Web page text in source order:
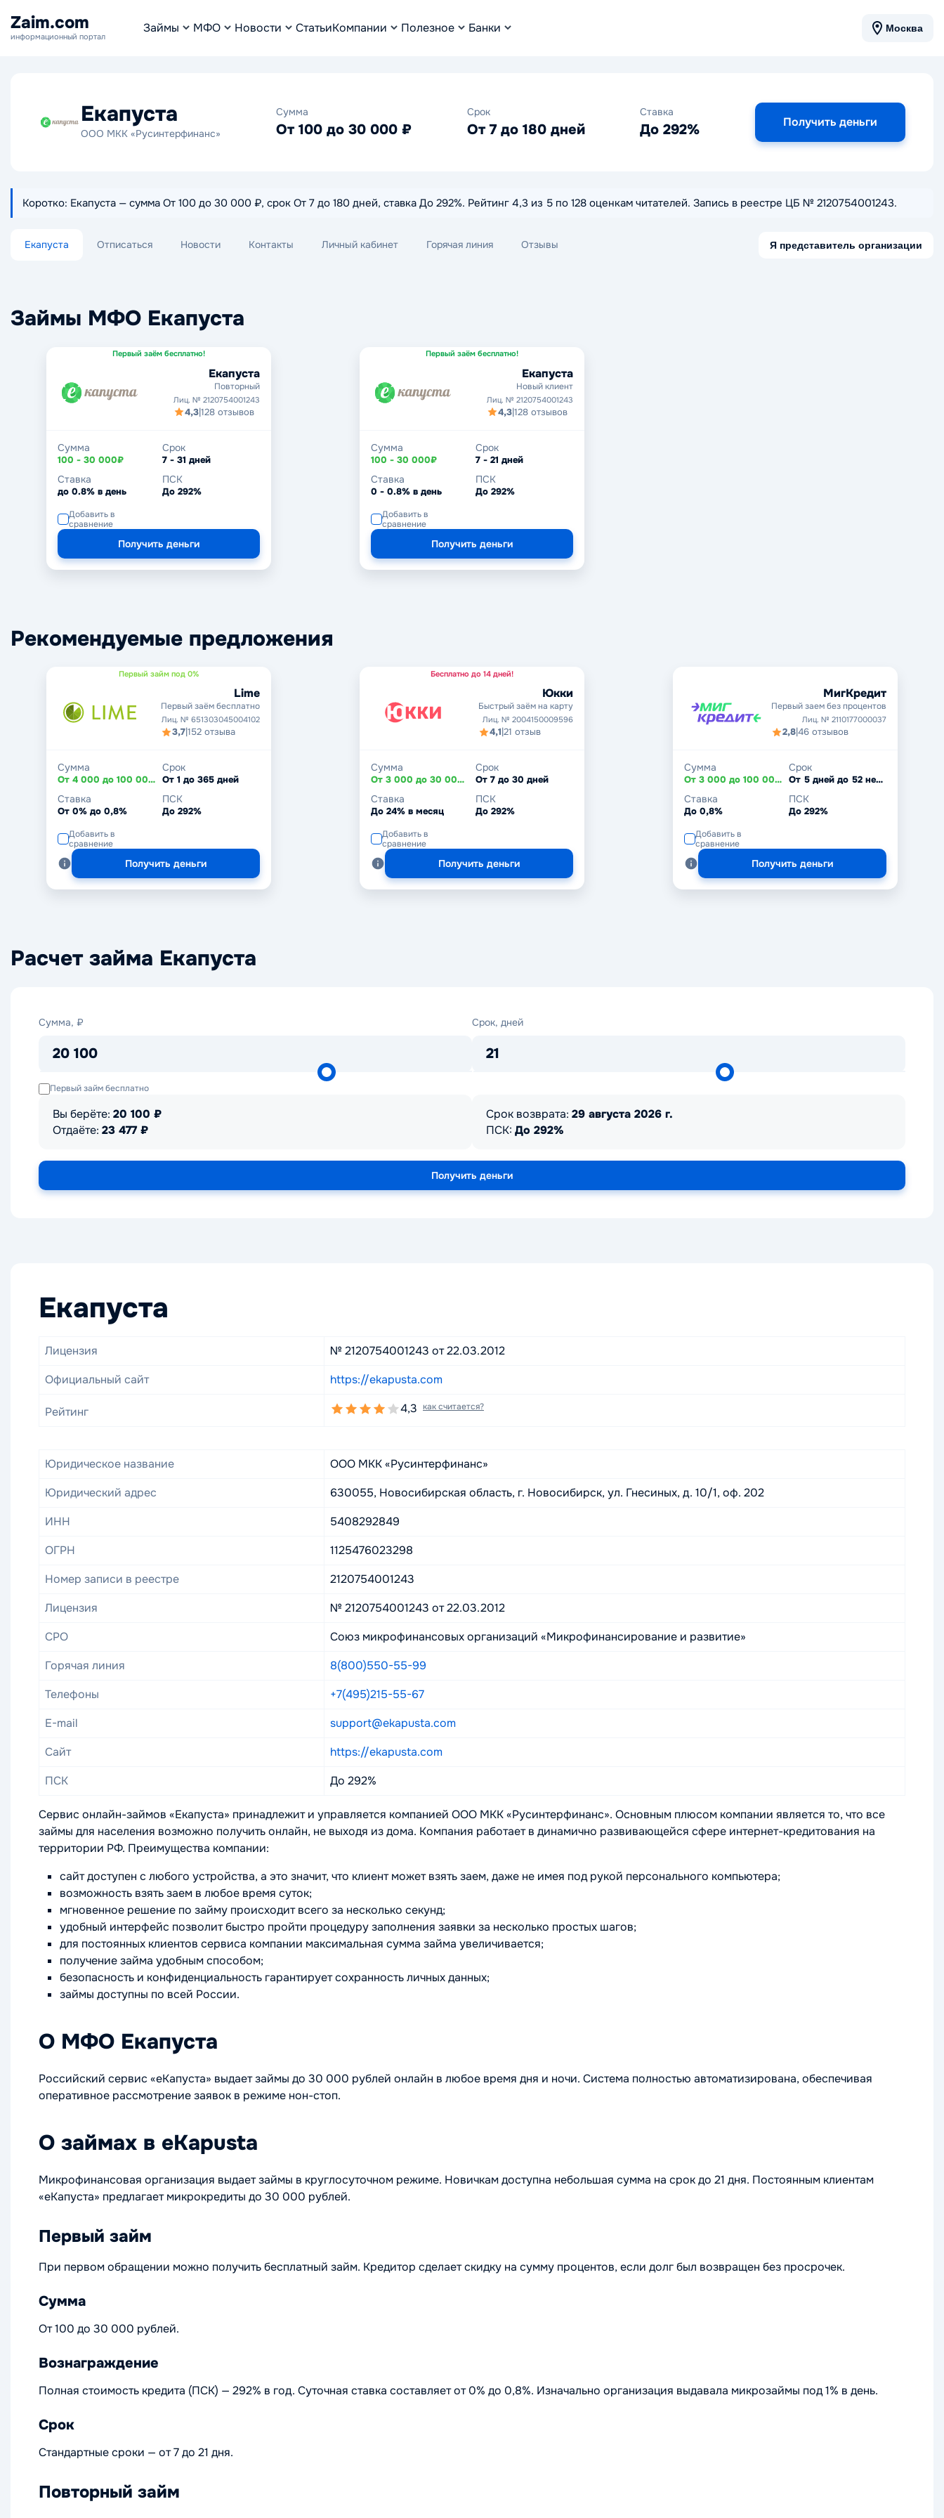
Zaim.com
информационный портал
Займы МФО Новости СтатьиКомпании Полезное Банки Москва
Екапуста
ООО МКК «Русинтерфинанс»
Сумма
От 100 до 30 000 ₽
Срок
От 7 до 180 дней
Ставка
До 292% Получить деньги
Коротко: Екапуста — сумма От 100 до 30 000 ₽, срок От 7 до 180 дней, ставка До 292%. Рейтинг 4,3 из 5 по 128 оценкам читателей. Запись в реестре ЦБ № 2120754001243.
Екапуста Отписаться Новости Контакты Личный кабинет Горячая линия Отзывы Я представитель организации
Займы МФО Екапуста
Первый заём бесплатно!
Екапуста
Повторный
Лиц. № 2120754001243
4,3|128 отзывов
Сумма
100 - 30 000₽
Срок
7 - 31 дней
Ставка
до 0.8% в день
ПСК
До 292%
Добавить в
сравнение
Получить деньги
Первый заём бесплатно!
Екапуста
Новый клиент
Лиц. № 2120754001243
4,3|128 отзывов
Сумма
100 - 30 000₽
Срок
7 - 21 дней
Ставка
0 - 0.8% в день
ПСК
До 292%
Добавить в
сравнение
Получить деньги
Рекомендуемые предложения
Первый займ под 0%
Lime
Первый заём бесплатно
Лиц. № 651303045004102
3,7|152 отзыва
Сумма
От 4 000 до 100 000 ₽
Срок
От 1 до 365 дней
Ставка
От 0% до 0,8%
ПСК
До 292%
Добавить в
сравнение
Получить деньги
Бесплатно до 14 дней!
Юкки
Быстрый заём на карту
Лиц. № 2004150009596
4,1|21 отзыв
Сумма
От 3 000 до 30 000 ₽
Срок
От 7 до 30 дней
Ставка
До 24% в месяц
ПСК
До 292%
Добавить в
сравнение
Получить деньги
МигКредит
Первый заем без процентов
Лиц. № 2110177000037
2,8|46 отзывов
Сумма
От 3 000 до 100 000 ₽
Срок
От 5 дней до 52 недель
Ставка
До 0,8%
ПСК
До 292%
Добавить в
сравнение
Получить деньги
Расчет займа Екапуста
Сумма, ₽
20 100
Сумма,
Срок, дней
21
Срок,
Первый займ бесплатно
Вы берёте: 20 100 ₽
Отдаёте: 23 477₽
Срок возврата: 29 августа 2026 г.
ПСК: До 292%
Получить деньги
Екапуста
Лицензия
№ 2120754001243 от 22.03.2012
Официальный сайт
https://ekapusta.com
Рейтинг 4,3 как считается?
Юридическое название
ООО МКК «Русинтерфинанс»
Юридический адрес
630055, Новосибирская область, г. Новосибирск, ул. Гнесиных, д. 10/1, оф. 202
ИНН
5408292849
ОГРН
1125476023298
Номер записи в реестре
2120754001243
Лицензия
№ 2120754001243 от 22.03.2012
СРО
Союз микрофинансовых организаций «Микрофинансирование и развитие»
Горячая линия
8(800)550-55-99
Телефоны
+7(495)215-55-67
E-mail
support@ekapusta.com
Сайт
https://ekapusta.com
ПСК
До 292%
Сервис онлайн-займов «Екапуста» принадлежит и управляется компанией ООО МКК «Русинтерфинанс». Основным плюсом компании является то, что все
займы для населения возможно получить онлайн, не выходя из дома. Компания работает в динамично развивающейся сфере интернет-кредитования на
территории РФ. Преимущества компании:
сайт доступен с любого устройства, а это значит, что клиент может взять заем, даже не имея под рукой персонального компьютера;
возможность взять заем в любое время суток;
мгновенное решение по займу происходит всего за несколько секунд;
удобный интерфейс позволит быстро пройти процедуру заполнения заявки за несколько простых шагов;
для постоянных клиентов сервиса компании максимальная сумма займа увеличивается;
получение займа удобным способом;
безопасность и конфиденциальность гарантирует сохранность личных данных;
займы доступны по всей России.
О МФО Екапуста
Российский сервис «еКапуста» выдает займы до 30 000 рублей онлайн в любое время дня и ночи. Система полностью автоматизирована, обеспечивая
оперативное рассмотрение заявок в режиме нон-стоп.
О займах в eKapusta
Микрофинансовая организация выдает займы в круглосуточном режиме. Новичкам доступна небольшая сумма на срок до 21 дня. Постоянным клиентам
«еКапуста» предлагает микрокредиты до 30 000 рублей.
Первый займ
При первом обращении можно получить бесплатный займ. Кредитор сделает скидку на сумму процентов, если долг был возвращен без просрочек.
Сумма
От 100 до 30 000 рублей.
Вознаграждение
Полная стоимость кредита (ПСК) — 292% в год. Суточная ставка составляет от 0% до 0,8%. Изначально организация выдавала микрозаймы под 1% в день.
Срок
Стандартные сроки — от 7 до 21 дня.
Повторный займ